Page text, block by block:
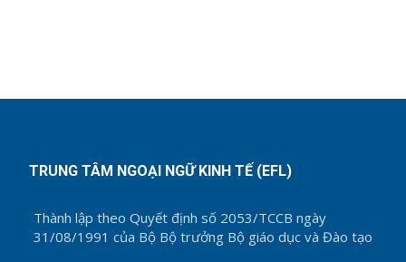
TRUNG TÂM NGOẠI NGỮ KINH TẾ (EFL)
Thành lập theo Quyết định số 2053/TCCB ngày
31/08/1991 của Bộ Bộ trưởng Bộ giáo dục và Đào tạo